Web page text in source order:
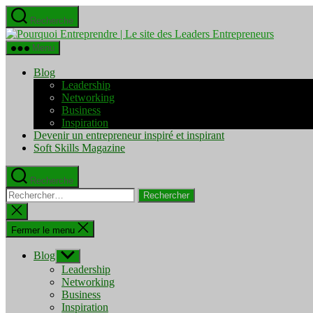
Aller
au
contenu
Recherche
Pourquoi
Menu
Blog
Leadership
Networking
Business
Inspiration
Devenir un entrepreneur inspiré et inspirant
Soft Skills Magazine
Recherche
Rechercher :
Fermer
la
recherche
Fermer le menu
Blog Afficher
le
sous-
menu
Leadership
Networking
Business
Inspiration